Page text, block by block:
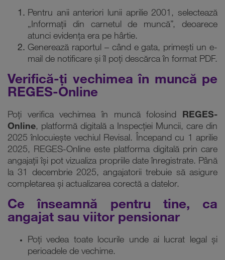
Pentru anii anteriori lunii aprilie 2001, selectează
„Informații din carnetul de muncă”, deoarece
atunci evidența era pe hârtie.
Generează raportul – când e gata, primești un e-
mail de notificare și îl poți descărca în format PDF.
Verifică-ți vechimea în muncă pe
REGES-Online
Poți verifica vechimea în muncă folosind REGES-
Online, platformă digitală a Inspecției Muncii, care din
2025 înlocuiește vechiul Revisal. Începand cu 1 aprilie
2025, REGES-Online este platforma digitală prin care
angajații își pot vizualiza propriile date înregistrate. Până
la 31 decembrie 2025, angajatorii trebuie să asigure
completarea și actualizarea corectă a datelor.
Ce înseamnă pentru tine, ca
angajat sau viitor pensionar
Poți vedea toate locurile unde ai lucrat legal și
perioadele de vechime.